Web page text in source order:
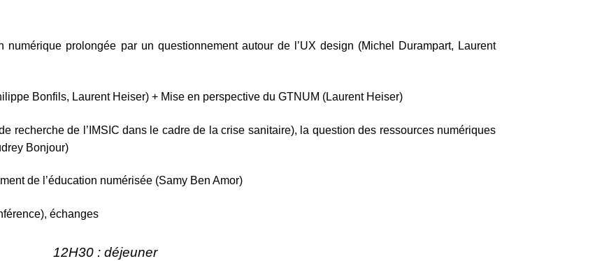
prolongée par un questionnement autour de l’UX design (Michel Durampart, Laurent
Bonfils, Laurent Heiser) + Mise en perspective du GTNUM (Laurent Heiser)
recherche de l’IMSIC dans le cadre de la crise sanitaire), la question des ressources numériques
Bonjour)
de l’éducation numérisée (Samy Ben Amor)
échanges
12H30 : déjeuner